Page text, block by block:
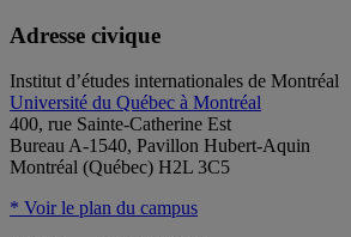
Adresse civique
Institut d’études internationales de Montréal
Université du Québec à Montréal
400, rue Sainte-Catherine Est
Bureau A-1540, Pavillon Hubert-Aquin
Montréal (Québec) H2L 3C5
* Voir le plan du campus